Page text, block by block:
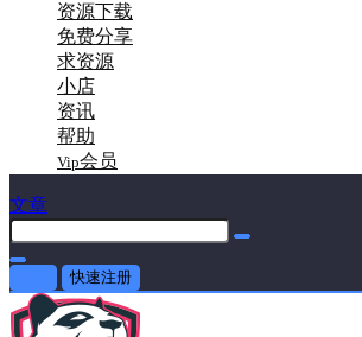
资源下载
免费分享
求资源
小店
资讯
帮助
Vip会员
文章
快速注册